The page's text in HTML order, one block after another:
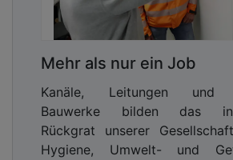
Mehr als nur ein Job
Kanäle, Leitungen und
Bauwerke bilden das
Rückgrat unserer
Hygiene, Umwelt- und